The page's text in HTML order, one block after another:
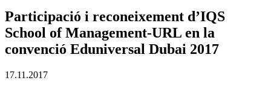
Participació i reconeixement d’IQS
School of Management-URL en la
convenció Eduniversal Dubai 2017
17.11.2017